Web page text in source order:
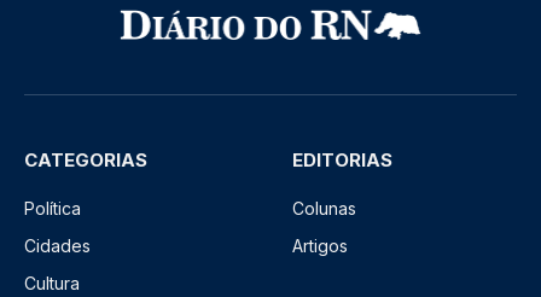
CATEGORIAS
Política
Cidades
Cultura
EDITORIAS
Colunas
Artigos